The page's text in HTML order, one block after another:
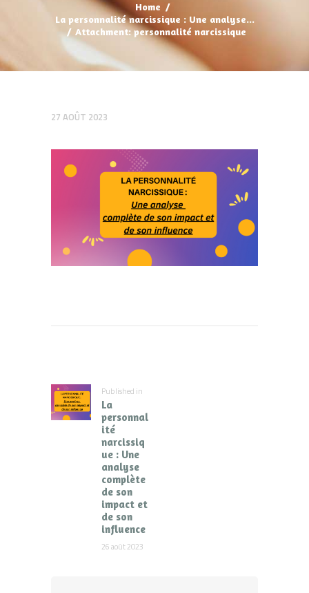
Home
La personnalité narcissique : Une analyse...
Attachment: personnalité narcissique
27 AOÛT 2023
Published in
La
personnal
ité
narcissiq
ue : Une
analyse
complète
de son
impact et
de son
influence
26 août 2023